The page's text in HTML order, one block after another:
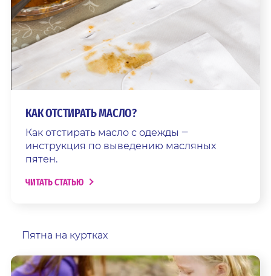
КАК ОТСТИРАТЬ МАСЛО?
Как отстирать масло с одежды ‒
инструкция по выведению масляных
пятен.
ЧИТАТЬ СТАТЬЮ
Пятна на куртках